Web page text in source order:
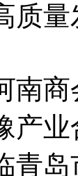
质
南商
产
青